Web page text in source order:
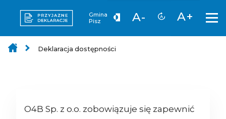
Gmina
Pisz
A- A+
Deklaracja dostępności
O4B Sp. z o.o. zobowiązuje się zapewnić